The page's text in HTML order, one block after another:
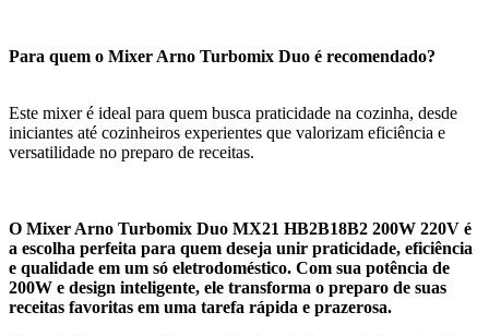
Para quem o Mixer Arno Turbomix Duo é recomendado?
Este mixer é ideal para quem busca praticidade na cozinha, desde
iniciantes até cozinheiros experientes que valorizam eficiência e
versatilidade no preparo de receitas.
O Mixer Arno Turbomix Duo MX21 HB2B18B2 200W 220V é
a escolha perfeita para quem deseja unir praticidade, eficiência
e qualidade em um só eletrodoméstico. Com sua potência de
200W e design inteligente, ele transforma o preparo de suas
receitas favoritas em uma tarefa rápida e prazerosa.